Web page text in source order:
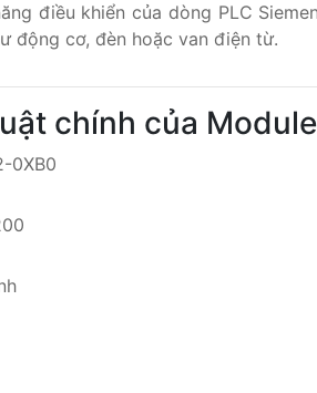
điều khiển của dòng PLC
động cơ, đèn hoặc van điện từ.
chính của
0XB0